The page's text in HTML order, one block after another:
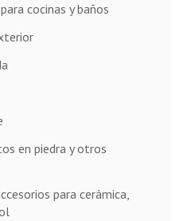
cocinas y baños
en piedra y otros
para cerámica,